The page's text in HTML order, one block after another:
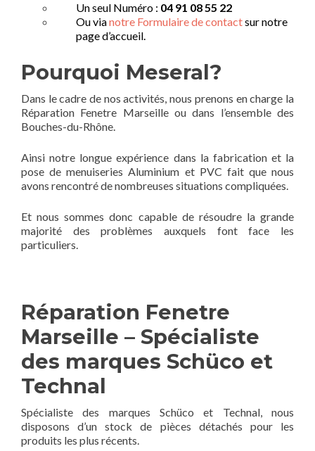
Un seul Numéro : 04 91 08 55 22
Ou vianotre Formulaire de contactsur notre
page d’accueil.
Pourquoi Meseral?
Dans le cadre de nos activités, nous prenons en charge la
Réparation Fenetre Marseille ou dans l’ensemble des
Bouches-du-Rhône.
Ainsi notre longue expérience dans la fabrication et la
pose de menuiseries Aluminium et PVC fait que nous
avons rencontré de nombreuses situations compliquées.
Et nous sommes donc capable de résoudre la grande
majorité des problèmes auxquels font face les
particuliers.
Réparation Fenetre
Marseille – Spécialiste
des marques Schüco et
Technal
Spécialiste des marques Schüco et Technal, nous
disposons d’un stock de pièces détachés pour les
produits les plus récents.